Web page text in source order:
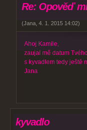
Re: Opověď
(Jana 4. 1. 2015 14:02)
Ahoj Kamile,
zaujal mě datum
s kyvadlem tedy ještě
Jana
kyvadlo